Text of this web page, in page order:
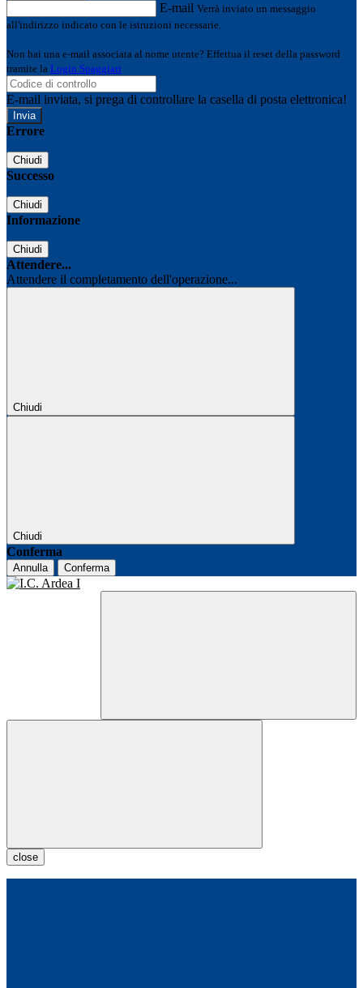
E-mail Verrà inviato un messaggio
all'indirizzo indicato con le istruzioni necessarie.
Non hai una e-mail associata al nome utente? Effettua il reset della password
tramite la Login Spaggiari
E-mail inviata, si prega di controllare la casella di posta elettronica!
Errore
Chiudi
Successo
Chiudi
Informazione
Chiudi
Attendere...
Attendere il completamento dell'operazione...
Chiudi
Chiudi
Conferma
Annulla Conferma
close